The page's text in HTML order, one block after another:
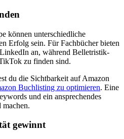
können unterschiedliche
Erfolg sein. Für Fachbücher bieten
an, während Belletristik-
zu finden sind.
du die Sichtbarkeit auf Amazon
Buchlisting zu optimieren. Eine
und ein ansprechendes
machen.
gewinnt